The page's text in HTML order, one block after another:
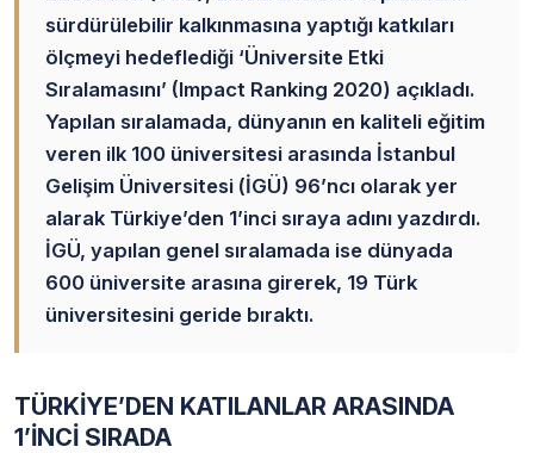
sürdürülebilir kalkınmasına yaptığı katkıları
ölçmeyi hedeflediği ‘Üniversite Etki
Sıralamasını’ (Impact Ranking 2020) açıkladı.
Yapılan sıralamada, dünyanın en kaliteli eğitim
veren ilk 100 üniversitesi arasında İstanbul
Gelişim Üniversitesi (İGÜ) 96’ncı olarak yer
alarak Türkiye’den 1’inci sıraya adını yazdırdı.
İGÜ, yapılan genel sıralamada ise dünyada
600 üniversite arasına girerek, 19 Türk
üniversitesini geride bıraktı.
TÜRKİYE’DEN KATILANLAR ARASINDA
1’İNCİ SIRADA